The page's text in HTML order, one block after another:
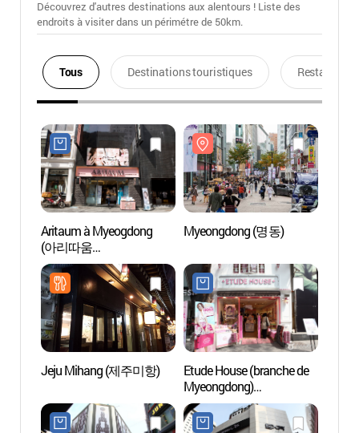
Découvrez d'autres destinations aux alentours ! Liste des
endroits à visiter dans un périmétre de 50km.
Tous Destinations touristiques Restaurants
Aritaum à Myeogdong
(아리따움
(명동중앙직영점))
Myeongdong (명동)
Jeju Mihang (제주미항)
Etude House (branche de
Myeongdong)
(에뛰드하우스-
명동1호점)